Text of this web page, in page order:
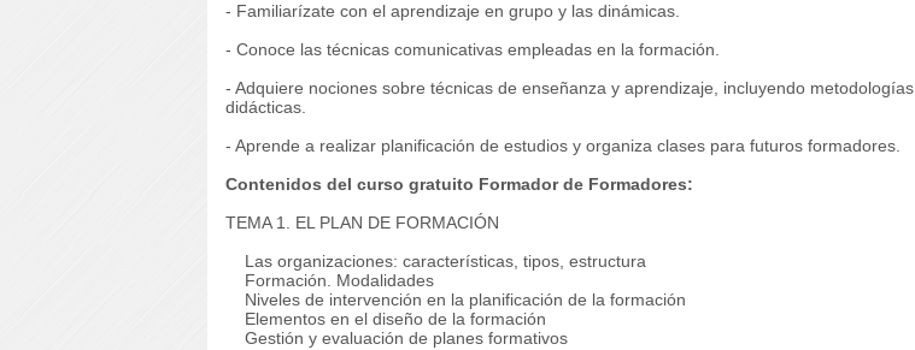
- Familiarízate con el aprendizaje en grupo y las dinámicas.
- Conoce las técnicas comunicativas empleadas en la formación.
- Adquiere nociones sobre técnicas de enseñanza y aprendizaje, incluyendo metodologías
didácticas.
- Aprende a realizar planificación de estudios y organiza clases para futuros formadores.
Contenidos del curso gratuito Formador de Formadores:
TEMA 1. EL PLAN DE FORMACIÓN
Las organizaciones: características, tipos, estructura
Formación. Modalidades
Niveles de intervención en la planificación de la formación
Elementos en el diseño de la formación
Gestión y evaluación de planes formativos